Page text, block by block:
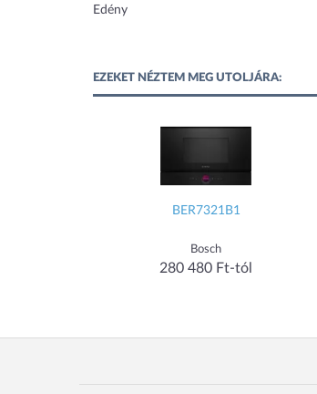
Edény
EZEKET NÉZTEM MEG UTOLJÁRA:
BER7321B1
Bosch
280 480 Ft-tól